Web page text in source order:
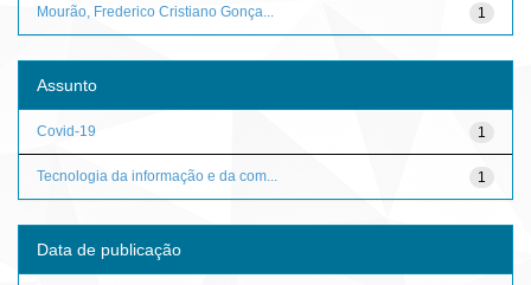
1
Mourão, Frederico Cristiano Gonça...
Assunto
1
Covid-19
1
Tecnologia da informação e da com...
Data de publicação